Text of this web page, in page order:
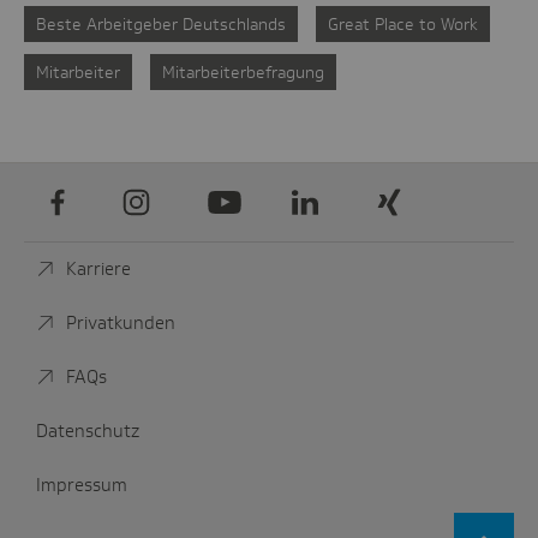
Beste Arbeitgeber Deutschlands Great Place to Work
Mitarbeiter Mitarbeiterbefragung
Facebook Instagram
Youtube LinkedIn Xing
Karriere
Privatkunden
FAQs
Datenschutz
Impressum